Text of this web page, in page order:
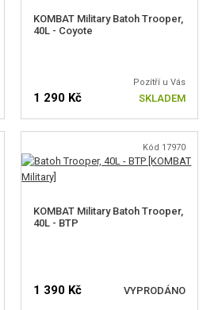
KOMBAT Military Batoh Trooper,
40L - Coyote
Pozítří u Vás
1 290 Kč SKLADEM
Kód 17970
KOMBAT Military Batoh Trooper,
40L - BTP
1 390 Kč VYPRODÁNO